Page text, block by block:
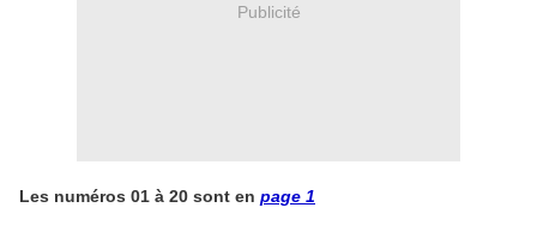
Publicité
Les numéros 01 à 20 sont en page 1